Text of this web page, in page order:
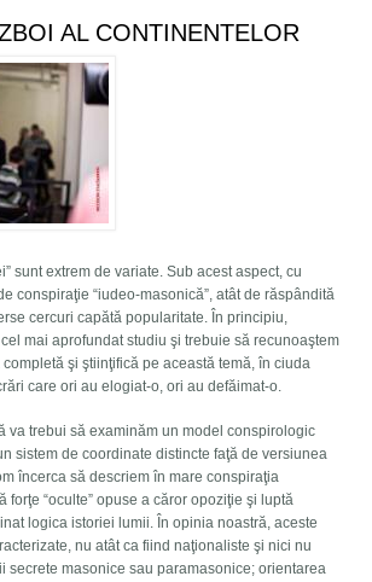
AL CONTINENTELOR
sunt extrem de variate. Sub acest aspect, cu
conspiraţie “iudeo-masonică”, atât de răspândită
cercuri capătă popularitate. În principiu,
mai aprofundat studiu şi trebuie să recunoaştem
şi ştiinţifică pe această temă, în ciuda
care ori au elogiat-o, ori au defăimat-o.
va trebui să examinăm un model conspirologic
sistem de coordinate distincte faţă de versiunea
încerca să descriem în mare conspiraţia
forţe “oculte” opuse a căror opoziţie şi luptă
logica istoriei lumii. În opinia noastră, aceste
nu atât ca fiind naţionaliste şi nici nu
secrete masonice sau paramasonice; orientarea